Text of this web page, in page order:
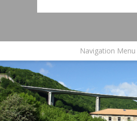
Navigation Menu